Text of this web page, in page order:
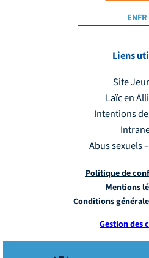
ENFR
Liens
Site
Laïc en
Intentions
Abus sexuels
Politique de
Mentions
Conditions
Gestion des